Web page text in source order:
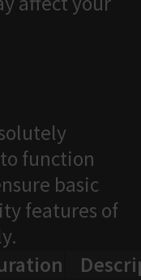
function
basic
features of